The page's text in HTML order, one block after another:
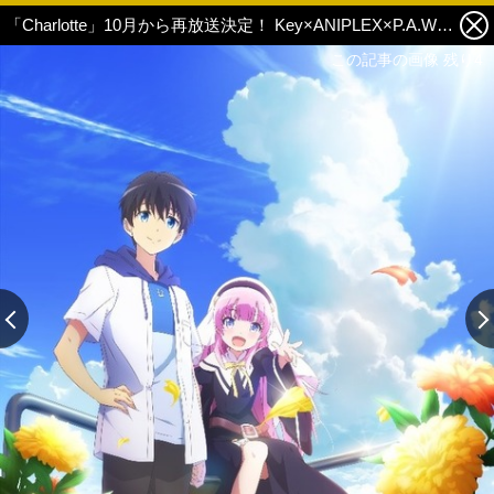
「Charlotte」10月から再放送決定！ Key×ANIPLEX×P.A.WORKSオリジナルアニメ第2弾 5枚目の写真・画像
この記事の画像 残り4